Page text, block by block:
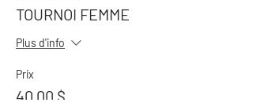
TOURNOI FEMME
Plus d'info
Prix
40,00 $